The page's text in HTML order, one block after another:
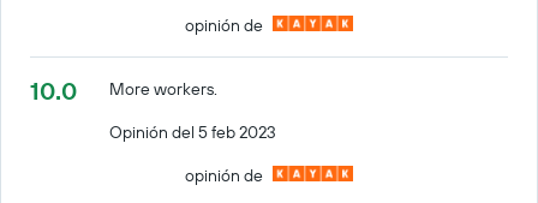
opinión de
10.0
More workers.
Opinión del 5 feb 2023
opinión de